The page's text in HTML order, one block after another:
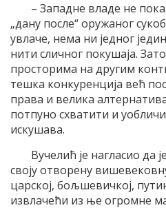
– Западне владе не
„дану после“ оружаног
увлаче, нема ни једног
нити сличног покушаја.
просторима на другим
тешка конкуренција већ
права и велика
потпуно схватити и
искушава.
Вучелић је нагласио да
своју отворену
царској, бољшевичкој,
извлачећи из ње огромне